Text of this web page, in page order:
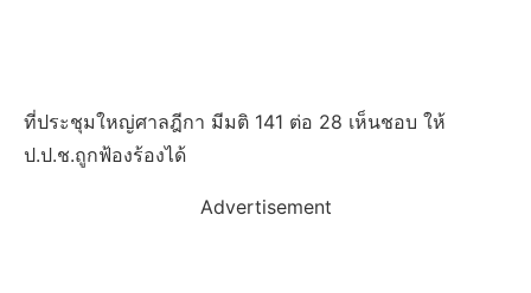
ที่ประชุมใหญ่ศาลฎีกา มีมติ 141 ต่อ 28 เห็นชอบ ให้
ป.ป.ช.ถูกฟ้องร้องได้
Advertisement